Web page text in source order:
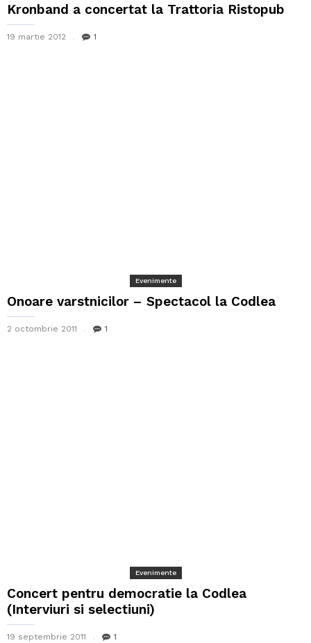
Kronband a concertat la Trattoria Ristopub
19 martie 2012 1
Evenimente
Onoare varstnicilor – Spectacol la Codlea
2 octombrie 2011 1
Evenimente
Concert pentru democratie la Codlea
(Interviuri si selectiuni)
19 septembrie 2011 1